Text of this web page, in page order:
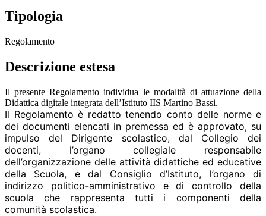
Tipologia
Regolamento
Descrizione estesa
Il presente Regolamento individua le modalità di attuazione della
Didattica digitale integrata dell’Istituto IIS Martino Bassi.
Il Regolamento è redatto tenendo conto delle norme e
dei documenti elencati in premessa ed è approvato, su
impulso del Dirigente scolastico, dal Collegio dei
docenti, l’organo collegiale responsabile
dell’organizzazione delle attività didattiche ed educative
della Scuola, e dal Consigliod’Istituto, l’organo di
indirizzo politico-amministrativo e di controllo della
scuola che rappresenta tutti i componenti della
comunità scolastica.